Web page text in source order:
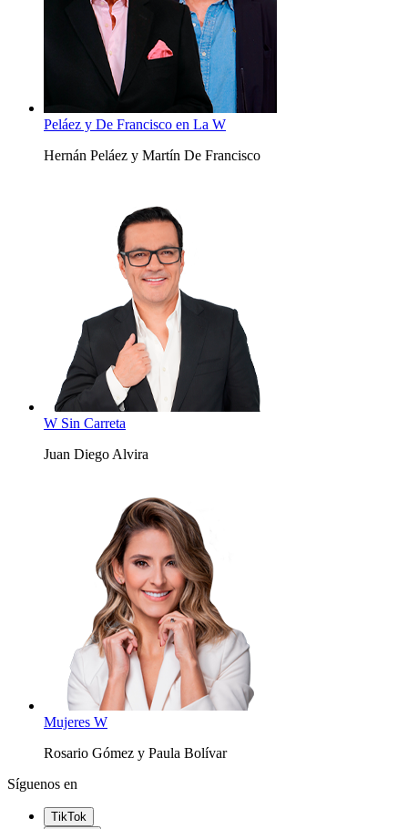
Peláez y De Francisco en La W
Hernán Peláez y Martín De Francisco
W Sin Carreta
Juan Diego Alvira
Mujeres W
Rosario Gómez y Paula Bolívar
Síguenos en
TikTok